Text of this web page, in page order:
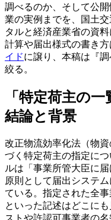
調べるのか、そして公
業の実例までを、国土
タルと経済産業省の資
計算や届出様式の書き
イドに譲り、本稿は『
絞る。
「特定荷主の
結論と背景
改正物流効率化法（物
づく特定荷主の指定に
ルは「事業所管大臣に
原則として届出システ
ている。指定された全
といった記述はどこに
ストや許認可事業者の